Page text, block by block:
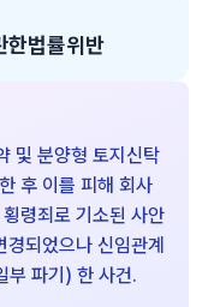
한법률위반
및 분양형 토지신탁
후 이를 피해 회사
령죄로 기소된 사안
되었으나 신임관계
부 파기) 한 사건.